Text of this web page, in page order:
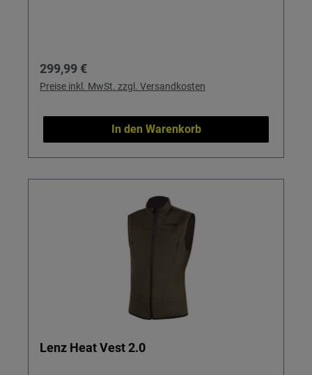
Regulärer Preis:
299,99 €
Preise inkl. MwSt. zzgl. Versandkosten
In den Warenkorb
Lenz Heat Vest 2.0